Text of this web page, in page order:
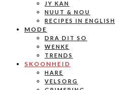
JY KAN
NUUT & NOU
RECIPES IN ENGLISH
MODE
DRA DIT SO
WENKE
TRENDS
SKOONHEID
HARE
VELSORG